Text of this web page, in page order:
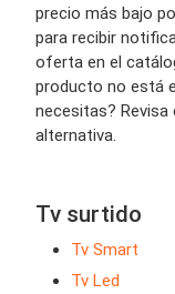
precio más bajo
para recibir
oferta en el
producto no está
necesitas?
alternativa.
Tv surtido
Tv Smart
Tv Led